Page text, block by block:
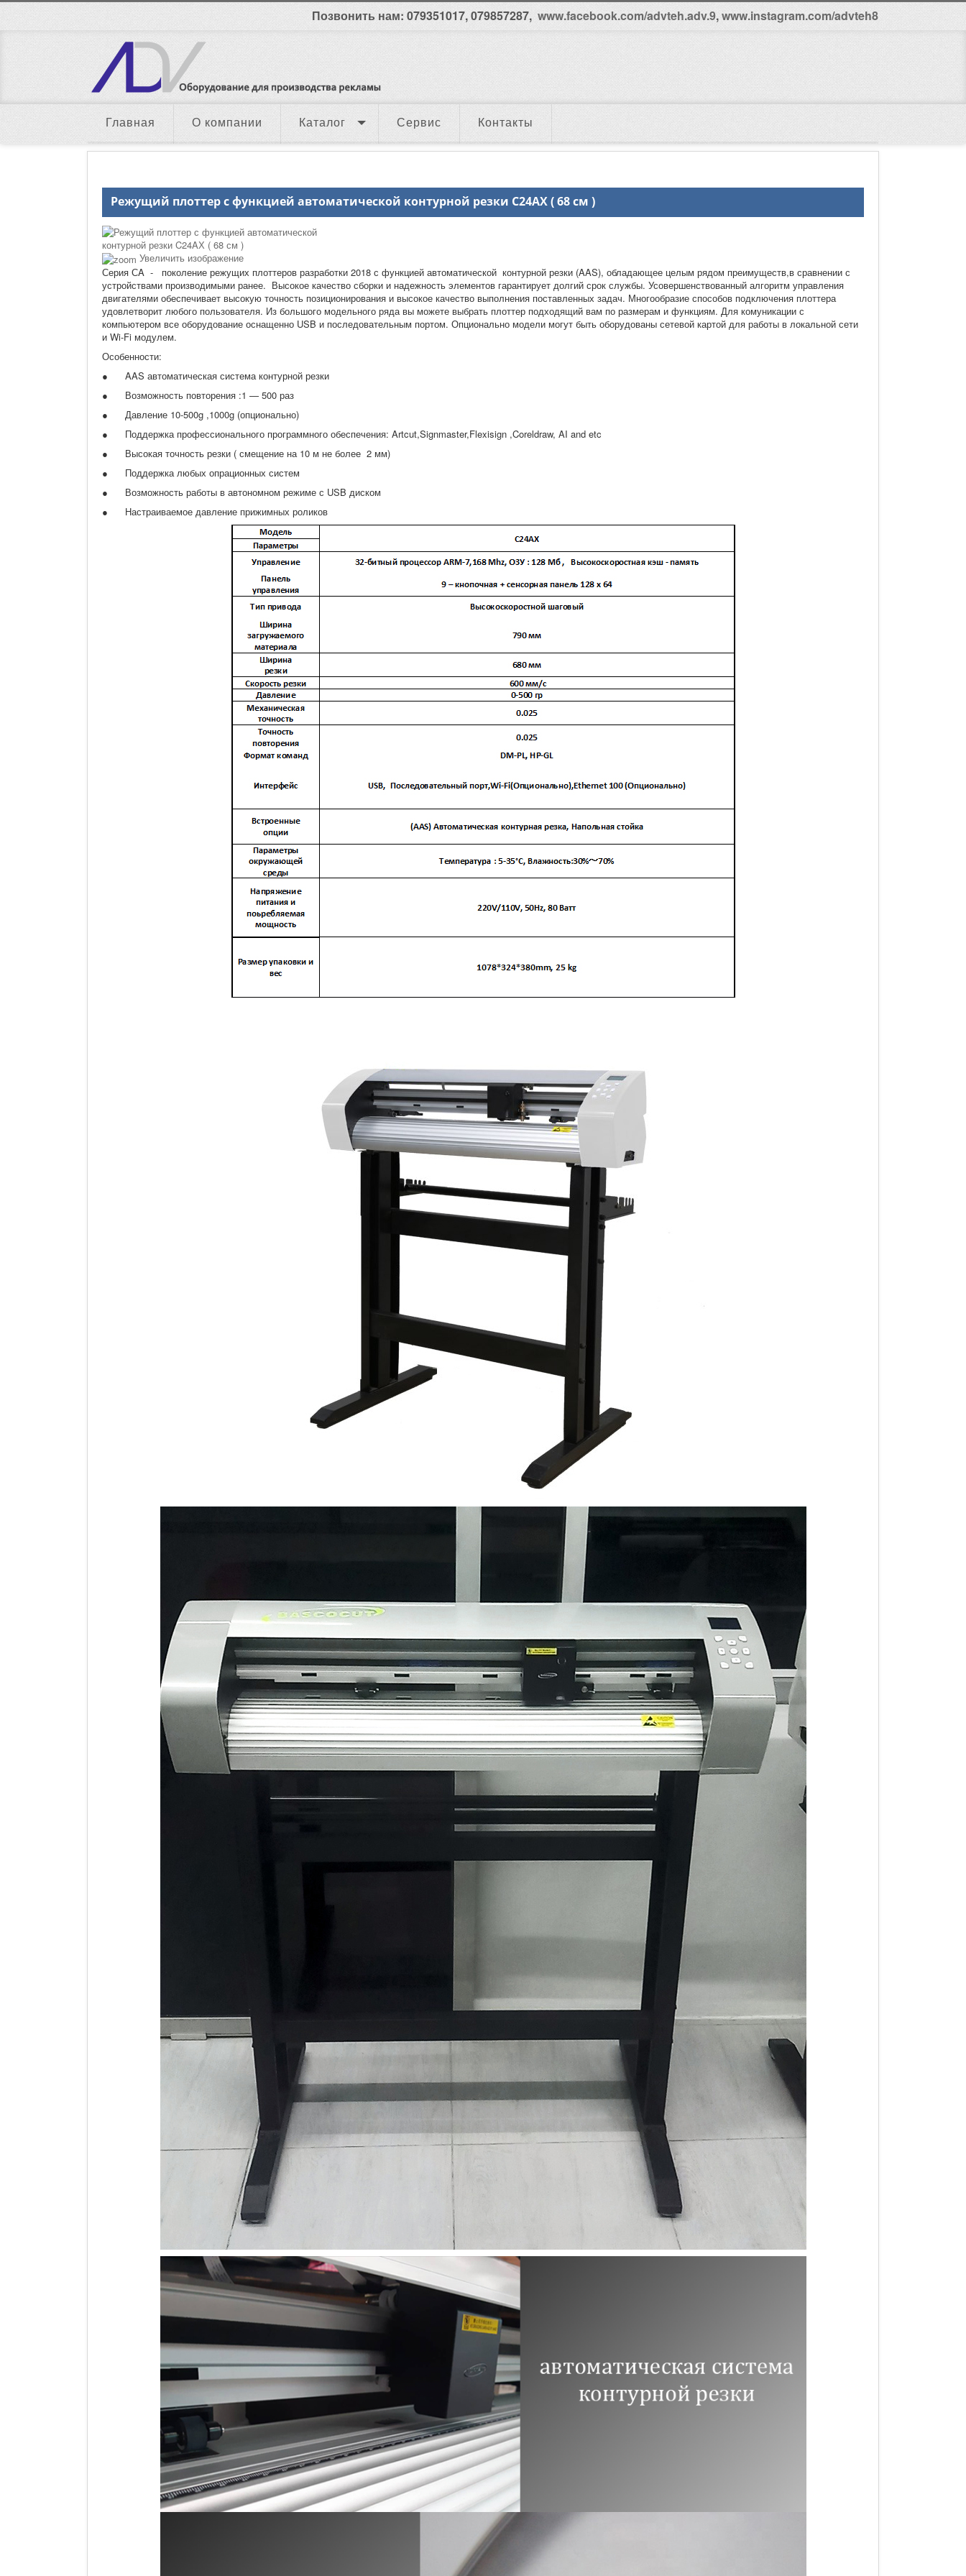
Позвонить нам: 079351017, 079857287, www.facebook.com/advteh.adv.9,www.instagram.com/advteh8
Главная О компании Каталог Сервис Контакты
Режущий плоттер с функцией автоматической контурной резки C24AХ ( 68 см )
Увеличить изображение
Серия СA - поколение режущих плоттеров разработки 2018 с функцией автоматической контурной резки (AAS), обладающее целым рядом преимуществ,в сравнении с
устройствами производимыми ранее. Высокое качество сборки и надежность элементов гарантирует долгий срок службы. Усовершенствованный алгоритм управления
двигателями обеспечивает высокую точность позиционирования и высокое качество выполнения поставленных задач. Многообразие способов подключения плоттера
удовлетворит любого пользователя. Из большого модельного ряда вы можете выбрать плоттер подходящий вам по размерам и функциям. Для комуникации с
компьютером все оборудование оснащенно USB и последовательным портом. Опционально модели могут быть оборудованы сетевой картой для работы в локальной сети
и Wi-Fi модулем.
Особенности:
● AAS автоматическая система контурной резки
● Возможность повторения :1 — 500 раз
● Давление 10-500g ,1000g (опционально)
● Поддержка профессионального программного обеспечения: Artcut,Signmaster,Flexisign ,Coreldraw, AI and etc
● Высокая точность резки ( смещение на 10 м не более 2 мм)
● Поддержка любых опрационных систем
● Возможность работы в автономном режиме с USB диском
● Настраиваемое давление прижимных роликов